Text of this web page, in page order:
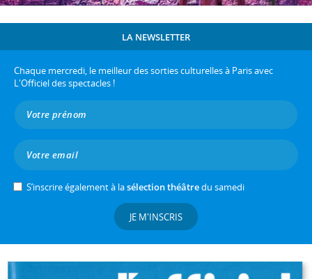
LA NEWSLETTER
Chaque mercredi, le meilleur des sorties culturelles à Paris avec
L'Officiel des spectacles !
S’inscrire également à lasélection théâtredu samedi
JE M'INSCRIS